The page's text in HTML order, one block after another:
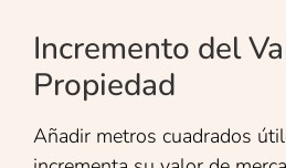
Incremento del
Propiedad
Añadir metros cuadrados